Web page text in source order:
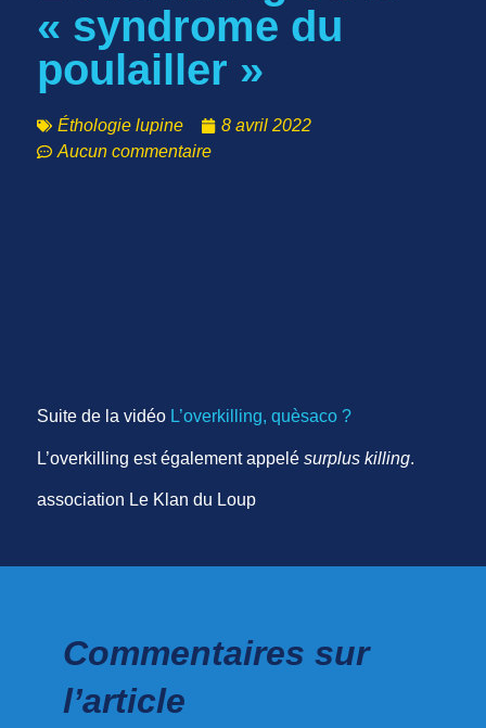
« syndrome du
poulailler »
Éthologie lupine
8 avril 2022
Aucun commentaire
Suite de la vidéo L’overkilling, quèsaco ?
L’overkilling est également appelésurplus killing.
association Le Klan du Loup
Commentaires sur
l’article